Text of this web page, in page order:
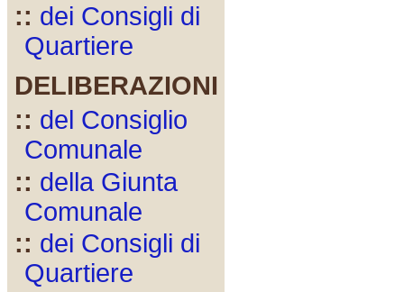
:: dei Consigli di
Quartiere
DELIBERAZIONI
:: del Consiglio
Comunale
:: della Giunta
Comunale
:: dei Consigli di
Quartiere